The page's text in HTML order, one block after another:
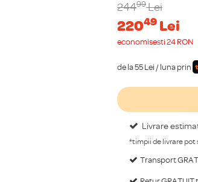
Livrare
*timpii de livrare pot
Transport
24499Lei
22049 Lei
economisești 24 RON
de la 55 Lei / luna prin